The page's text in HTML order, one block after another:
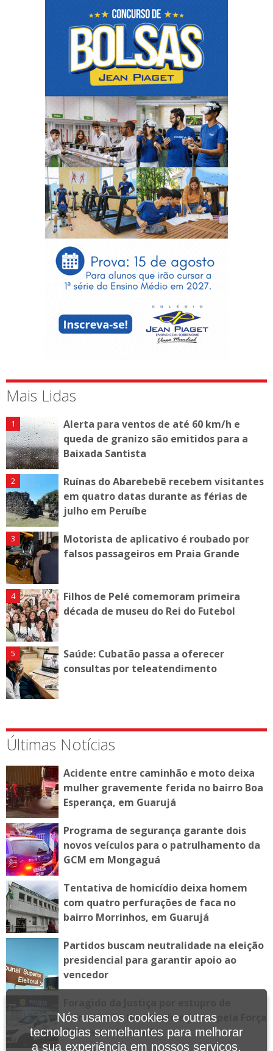
Mais Lidas
Alerta para ventos de até 60 km/h e
queda de granizo são emitidos para a
Baixada Santista
Ruínas do Abarebebê recebem visitantes
em quatro datas durante as férias de
julho em Peruíbe
Motorista de aplicativo é roubado por
falsos passageiros em Praia Grande
Filhos de Pelé comemoram primeira
década de museu do Rei do Futebol
Saúde: Cubatão passa a oferecer
consultas por teleatendimento
Últimas Notícias
Acidente entre caminhão e moto deixa
mulher gravemente ferida no bairro Boa
Esperança, em Guarujá
Programa de segurança garante dois
novos veículos para o patrulhamento da
GCM em Mongaguá
Tentativa de homicídio deixa homem
com quatro perfurações de faca no
bairro Morrinhos, em Guarujá
Partidos buscam neutralidade na eleição
presidencial para garantir apoio ao
vencedor
vulnerável é localizado e preso pela Força
Tática em Itanhaém
Nós usamos cookies e outras
tecnologias semelhantes para melhorar
a sua experiência em nossos serviços,